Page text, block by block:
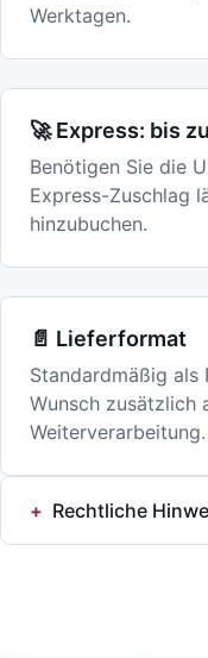
Werktagen.
🚀 Express: bis
Benötigen Sie die
Express-Zuschlag
hinzubuchen.
📄 Lieferformat
Standardmäßig als
Wunsch zusätzlich
Weiterverarbeitung.
Rechtliche